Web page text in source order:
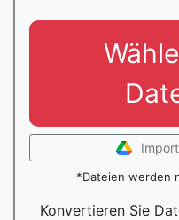
*Dateien werden
Konvertieren Sie